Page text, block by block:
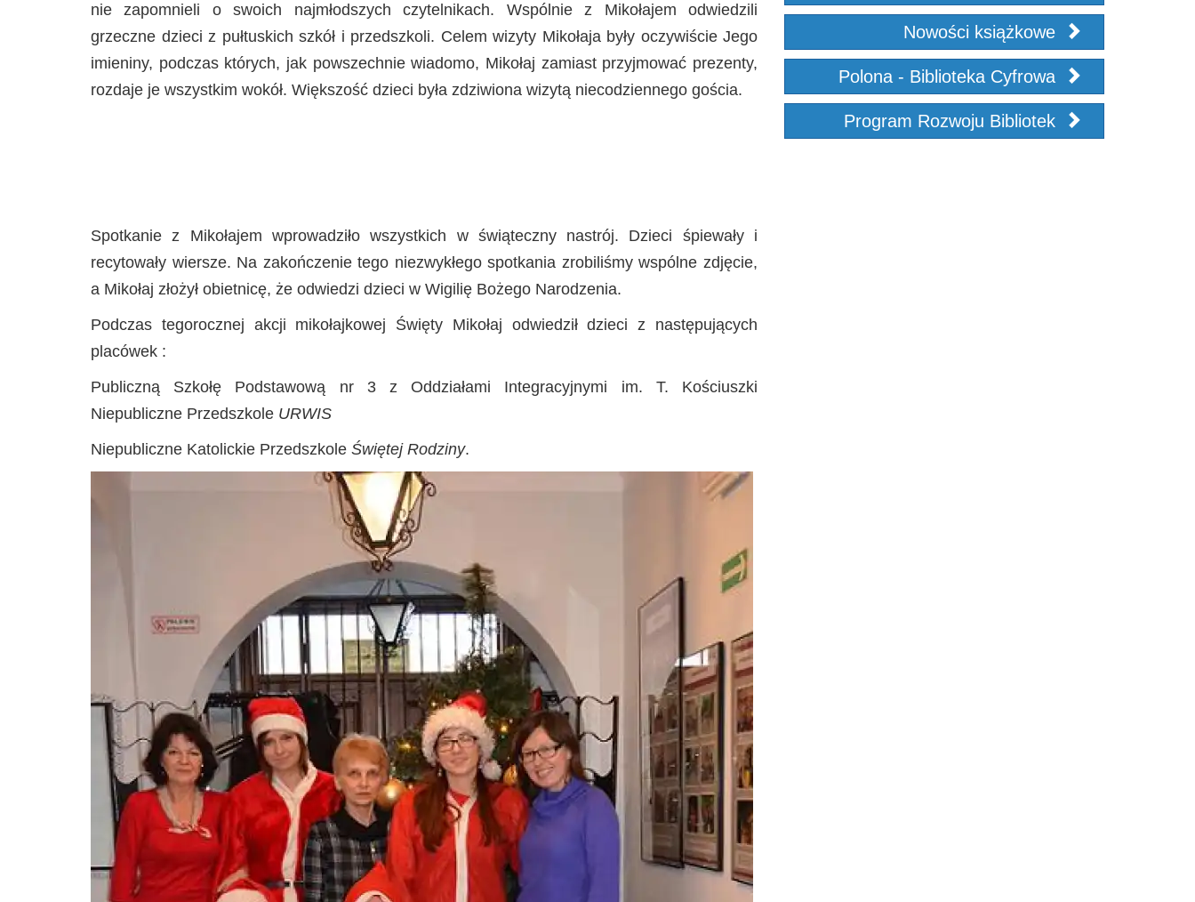
nie zapomnieli o swoich najmłodszych czytelnikach. Wspólnie z Mikołajem odwiedzili
grzeczne dzieci z pułtuskich szkół i przedszkoli. Celem wizyty Mikołaja były oczywiście Jego
imieniny, podczas których, jak powszechnie wiadomo, Mikołaj zamiast przyjmować prezenty,
rozdaje je wszystkim wokół. Większość dzieci była zdziwiona wizytą niecodziennego gościa.
Spotkanie z Mikołajem wprowadziło wszystkich w świąteczny nastrój. Dzieci śpiewały i
recytowały wiersze. Na zakończenie tego niezwykłego spotkania zrobiliśmy wspólne zdjęcie,
a Mikołaj złożył obietnicę, że odwiedzi dzieci w Wigilię Bożego Narodzenia.
Podczas tegorocznej akcji mikołajkowej Święty Mikołaj odwiedził dzieci z następujących
placówek :
Publiczną Szkołę Podstawową nr 3 z Oddziałami Integracyjnymi im. T. Kościuszki
Niepubliczne Przedszkole URWIS
Niepubliczne Katolickie Przedszkole Świętej Rodziny.
Nowości książkowe
Polona - Biblioteka Cyfrowa
Program Rozwoju Bibliotek